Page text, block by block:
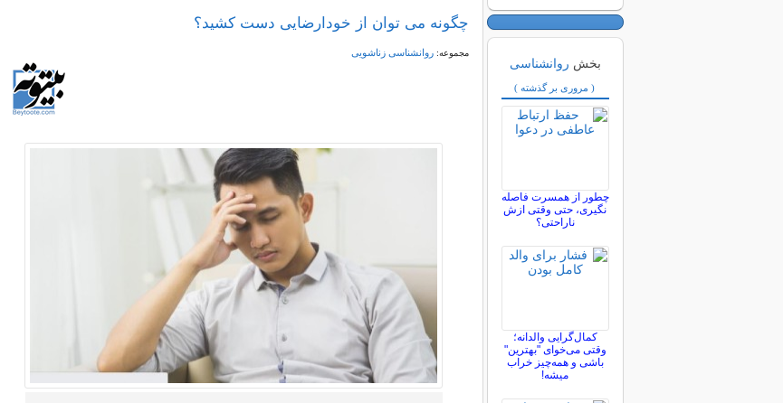
چگونه می توان از خودارضایی دست کشید؟
مجموعه:روانشناسی زناشویی
بخش روانشناسی
( مروری بر گذشته )
چطور از همسرت فاصله
نگيری، حتی وقتی ازش
ناراحتی؟
کمال‌گرایی والدانه؛
وقتی می‌خوای "بهترین"
باشی و همه‌چیز خراب
میشه!